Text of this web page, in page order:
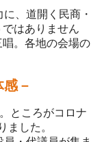
、道開く民商・
はありません
。各地の会場の
－
ところがコロナ
ました。